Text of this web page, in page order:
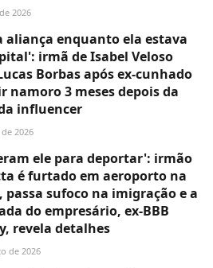
2026
aliança enquanto ela estava
irmã de Isabel Veloso
Borbas após ex-cunhado
namoro 3 meses depois da
influencer
2026
ele para deportar': irmão
é furtado em aeroporto na
passa sufoco na imigração e a
do empresário, ex-BBB
revela detalhes
de 2026